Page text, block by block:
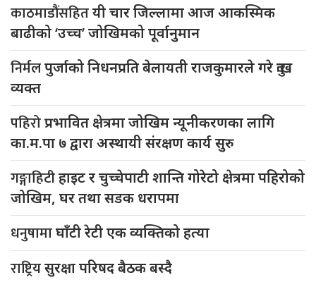
काठमाडौंसहितयी चार जिल्लामा आज आकस्मिक
बाढीको ‘उच्च’ जोखिमको पूर्वानुमान
निर्मलपुर्जाको निधनप्रति बेलायती राजकुमारले गरे दुःख
व्यक्त
पहिरोप्रभावित क्षेत्रमा जोखिम न्यूनीकरणका लागि
का.म.पा ७ द्वारा अस्थायी संरक्षण कार्य सुरु
गङ्गाहिटीहाइट र चुच्चेपाटी शान्ति गोरेटो क्षेत्रमा पहिरोको
जोखिम, घर तथा सडक धरापमा
धनुषामाघाँटी रेटी एक व्यक्तिको हत्या
राष्ट्रियसुरक्षा परिषद बैठक बस्दै